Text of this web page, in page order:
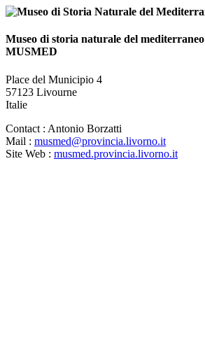
Museo di storia naturale del mediterraneo
MUSMED
Place del Municipio 4
57123 Livourne
Italie
Contact : Antonio Borzatti
Mail : musmed@provincia.livorno.it
Site Web : musmed.provincia.livorno.it